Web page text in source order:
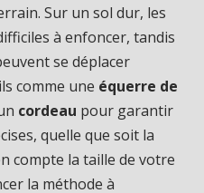
Sur un sol dur, les
à enfoncer, tandis
se déplacer
comme une équerre de
cordeau pour garantir
quelle que soit la
compte la taille de votre
la méthode à